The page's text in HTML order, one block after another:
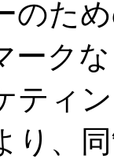
のた
ーク
ティ
り、